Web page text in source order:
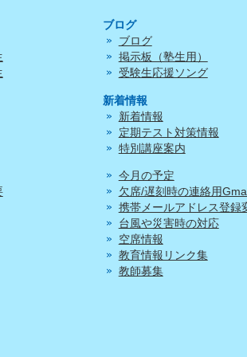
ブログ
ブログ
掲示板（塾生用）
受験生応援ソング
新着情報
新着情報
定期テスト対策情報
特別講座案内
今月の予定
欠席/遅刻時の連絡用
携帯メールアドレス登録
台風や災害時の対応
空席情報
教育情報リンク集
教師募集